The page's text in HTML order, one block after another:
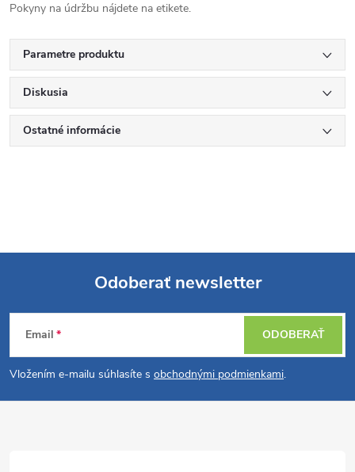
Pokyny na údržbu nájdete na etikete.
Parametre produktu
Diskusia
Ostatné informácie
Z
á
p
Odoberať newsletter
Email
Vložením e-mailu súhlasíte s obchodnými podmienkami.
ODOBERAŤ